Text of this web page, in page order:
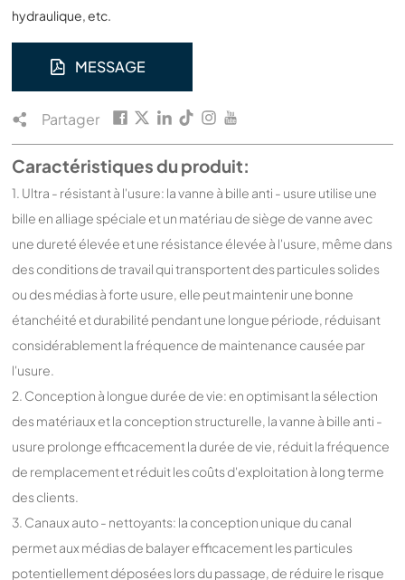
hydraulique, etc.
MESSAGE
Partager
Caractéristiques du produit:
1. Ultra - résistant à l'usure: la vanne à bille anti - usure utilise une
bille en alliage spéciale et un matériau de siège de vanne avec
une dureté élevée et une résistance élevée à l'usure, même dans
des conditions de travail qui transportent des particules solides
ou des médias à forte usure, elle peut maintenir une bonne
étanchéité et durabilité pendant une longue période, réduisant
considérablement la fréquence de maintenance causée par
l'usure.
2. Conception à longue durée de vie: en optimisant la sélection
des matériaux et la conception structurelle, la vanne à bille anti -
usure prolonge efficacement la durée de vie, réduit la fréquence
de remplacement et réduit les coûts d'exploitation à long terme
des clients.
3. Canaux auto - nettoyants: la conception unique du canal
permet aux médias de balayer efficacement les particules
potentiellement déposées lors du passage, de réduire le risque